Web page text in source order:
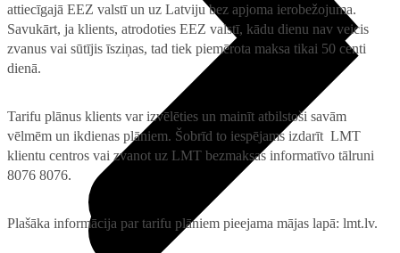
attiecīgajā EEZ valstī un uz Latviju bez apjoma ierobežojuma.
Savukārt, ja klients, atrodoties EEZ valstī, kādu dienu nav veicis
zvanus vai sūtījis īsziņas, tad tiek piemērota maksa tikai 50 centi
dienā.
Tarifu plānus klients var izvēlēties un mainīt atbilstoši savām
vēlmēm un ikdienas plāniem. Šobrīd to iespējams izdarīt LMT
klientu centros vai zvanot uz LMT bezmaksas informatīvo tālruni
8076 8076.
Plašāka informācija par tarifu plāniem pieejama mājas lapā: lmt.lv.